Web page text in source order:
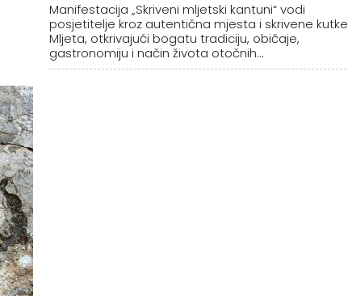
Manifestacija „Skriveni mljetski kantuni“ vodi
posjetitelje kroz autentična mjesta i skrivene kutke
Mljeta, otkrivajući bogatu tradiciju, običaje,
gastronomiju i način života otočnih...